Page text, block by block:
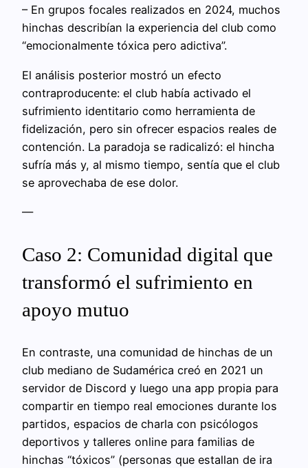
– En grupos focales realizados en 2024, muchos
hinchas describían la experiencia del club como
“emocionalmente tóxica pero adictiva”.
El análisis posterior mostró un efecto
contraproducente: el club había activado el
sufrimiento identitario como herramienta de
fidelización, pero sin ofrecer espacios reales de
contención. La paradoja se radicalizó: el hincha
sufría más y, al mismo tiempo, sentía que el club
se aprovechaba de ese dolor.
—
Caso 2: Comunidad digital que
transformó el sufrimiento en
apoyo mutuo
En contraste, una comunidad de hinchas de un
club mediano de Sudamérica creó en 2021 un
servidor de Discord y luego una app propia para
compartir en tiempo real emociones durante los
partidos, espacios de charla con psicólogos
deportivos y talleres online para familias de
hinchas “tóxicos” (personas que estallan de ira